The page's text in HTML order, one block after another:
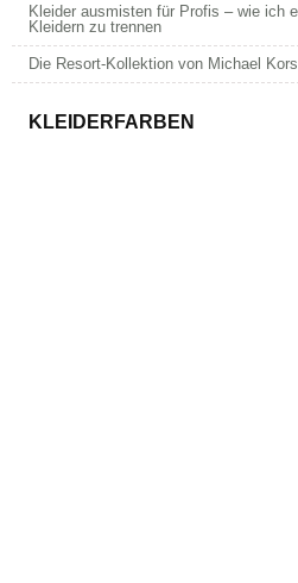
Kleider ausmisten für Profis – wie ich
Kleidern zu trennen
Die Resort-Kollektion von Michael
KLEIDERFARBEN